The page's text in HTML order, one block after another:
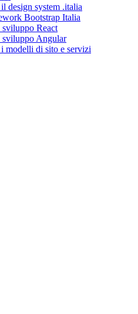
design system .italia
Bootstrap Italia
React
Angular
modelli di sito e servizi